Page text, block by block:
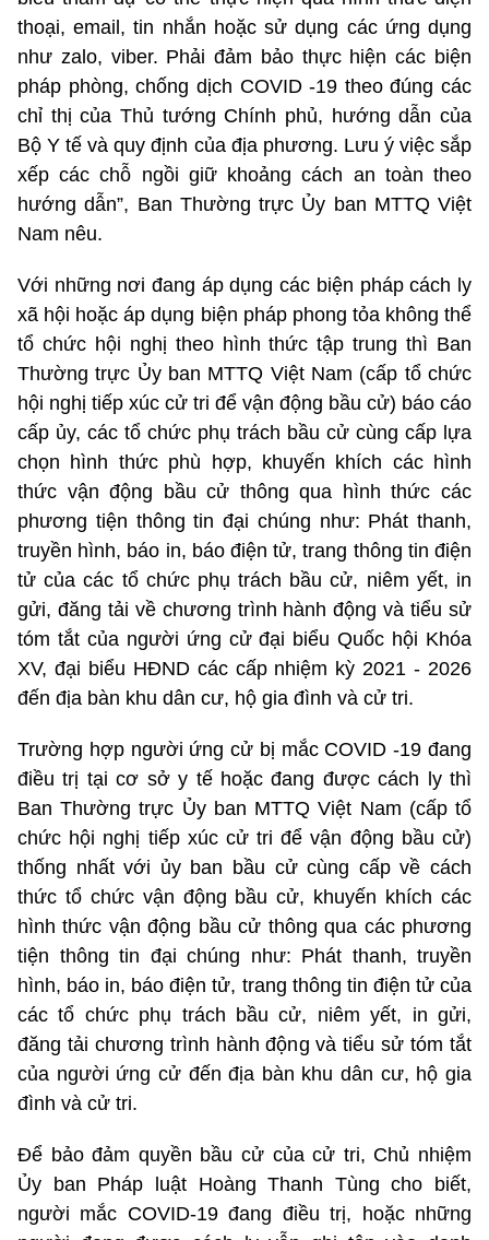
thoại, email, tin nhắn hoặc sử dụng các ứng dụng
như zalo, viber. Phải đảm bảo thực hiện các biện
pháp phòng, chống dịch COVID -19 theo đúng các
chỉ thị của Thủ tướng Chính phủ, hướng dẫn của
Bộ Y tế và quy định của địa phương. Lưu ý việc sắp
xếp các chỗ ngồi giữ khoảng cách an toàn theo
hướng dẫn”, Ban Thường trực Ủy ban MTTQ Việt
Nam nêu.
Với những nơi đang áp dụng các biện pháp cách ly
xã hội hoặc áp dụng biện pháp phong tỏa không thể
tổ chức hội nghị theo hình thức tập trung thì Ban
Thường trực Ủy ban MTTQ Việt Nam (cấp tổ chức
hội nghị tiếp xúc cử tri để vận động bầu cử) báo cáo
cấp ủy, các tổ chức phụ trách bầu cử cùng cấp lựa
chọn hình thức phù hợp, khuyến khích các hình
thức vận động bầu cử thông qua hình thức các
phương tiện thông tin đại chúng như: Phát thanh,
truyền hình, báo in, báo điện tử, trang thông tin điện
tử của các tổ chức phụ trách bầu cử, niêm yết, in
gửi, đăng tải về chương trình hành động và tiểu sử
tóm tắt của người ứng cử đại biểu Quốc hội Khóa
XV, đại biểu HĐND các cấp nhiệm kỳ 2021 - 2026
đến địa bàn khu dân cư, hộ gia đình và cử tri.
Trường hợp người ứng cử bị mắc COVID -19 đang
điều trị tại cơ sở y tế hoặc đang được cách ly thì
Ban Thường trực Ủy ban MTTQ Việt Nam (cấp tổ
chức hội nghị tiếp xúc cử tri để vận động bầu cử)
thống nhất với ủy ban bầu cử cùng cấp về cách
thức tổ chức vận động bầu cử, khuyến khích các
hình thức vận động bầu cử thông qua các phương
tiện thông tin đại chúng như: Phát thanh, truyền
hình, báo in, báo điện tử, trang thông tin điện tử của
các tổ chức phụ trách bầu cử, niêm yết, in gửi,
đăng tải chương trình hành động và tiểu sử tóm tắt
của người ứng cử đến địa bàn khu dân cư, hộ gia
đình và cử tri.
Để bảo đảm quyền bầu cử của cử tri, Chủ nhiệm
Ủy ban Pháp luật Hoàng Thanh Tùng cho biết,
người mắc COVID-19 đang điều trị, hoặc những